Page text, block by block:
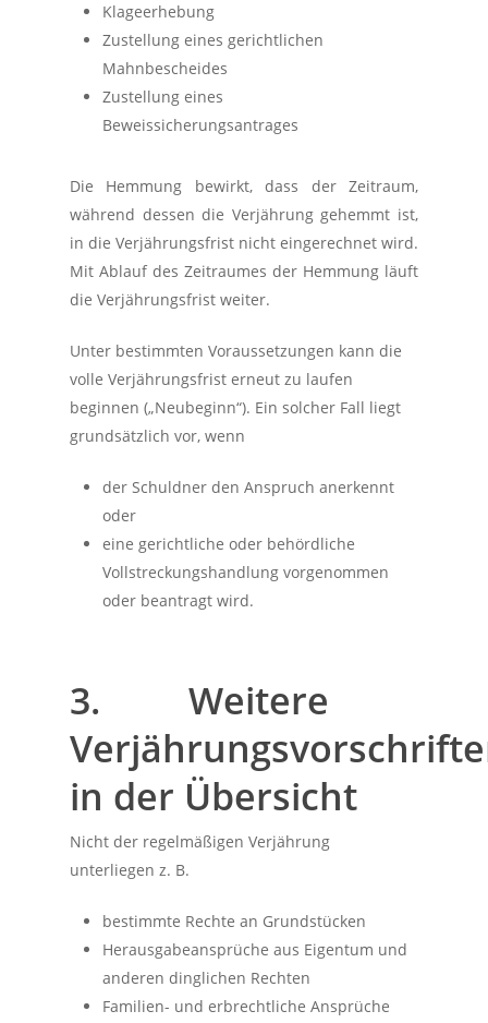
Klageerhebung
Zustellung eines gerichtlichen
Mahnbescheides
Zustellung eines
Beweissicherungsantrages
Die Hemmung bewirkt, dass der Zeitraum,
während dessen die Verjährung gehemmt ist,
in die Verjährungsfrist nicht eingerechnet wird.
Mit Ablauf des Zeitraumes der Hemmung läuft
die Verjährungsfrist weiter.
Unter bestimmten Voraussetzungen kann die
volle Verjährungsfrist erneut zu laufen
beginnen („Neubeginn“). Ein solcher Fall liegt
grundsätzlich vor, wenn
der Schuldner den Anspruch anerkennt
oder
eine gerichtliche oder behördliche
Vollstreckungshandlung vorgenommen
oder beantragt wird.
3. Weitere
in der Übersicht
Nicht der regelmäßigen Verjährung
unterliegen z. B.
bestimmte Rechte an Grundstücken
Herausgabeansprüche aus Eigentum und
anderen dinglichen Rechten
Familien- und erbrechtliche Ansprüche